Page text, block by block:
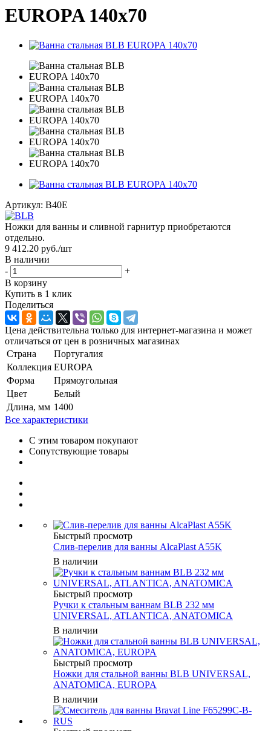
EUROPA 140х70
Артикул: B40E
Ножки для ванны и сливной гарнитур приобретаются
отдельно.
9 412.20 руб./шт
В наличии
-
+
В корзину
Купить в 1 клик
Поделиться
Цена действительна только для интернет-магазина и может
отличаться от цен в розничных магазинах
Страна
Португалия
Коллекция EUROPA
Форма
Прямоугольная
Цвет
Белый
Длина, мм 1400
Все характеристики
С этим товаром покупают
Сопутствующие товары
Быстрый просмотр
Слив-перелив для ванны AlcaPlast A55K
В наличии
Быстрый просмотр
Ручки к стальным ваннам BLB 232 мм
UNIVERSAL, ATLANTICA, ANATOMICA
В наличии
Быстрый просмотр
Ножки для стальной ванны BLB UNIVERSAL,
ANATOMICA, EUROPA
В наличии